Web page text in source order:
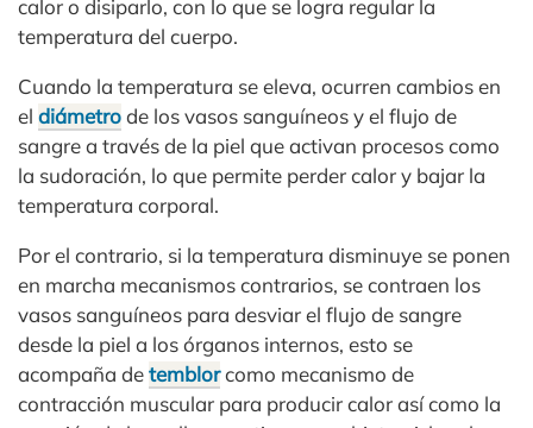
calor o disiparlo, con lo que se logra regular la
temperatura del cuerpo.
Cuando la temperatura se eleva, ocurren cambios en
el diámetrode los vasos sanguíneos y el flujo de
sangre a través de la piel que activan procesos como
la sudoración, lo que permite perder calor y bajar la
temperatura corporal.
Por el contrario, si la temperatura disminuye se ponen
en marcha mecanismos contrarios, se contraen los
vasos sanguíneos para desviar el flujo de sangre
desde la piel a los órganos internos, esto se
acompaña detemblorcomo mecanismo de
contracción muscular para producir calor así como la